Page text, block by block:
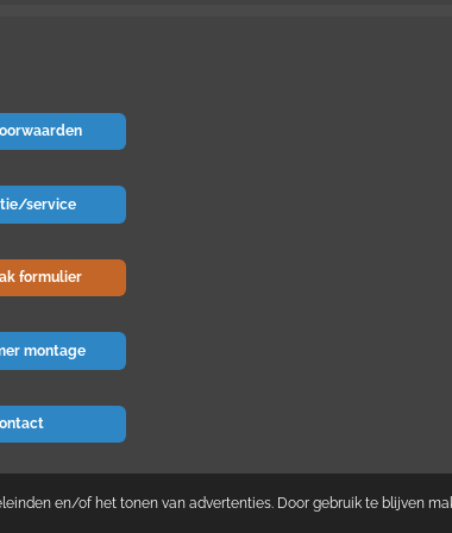
en/of het tonen van advertenties. Door gebruik te blijven
service
formulier
montage